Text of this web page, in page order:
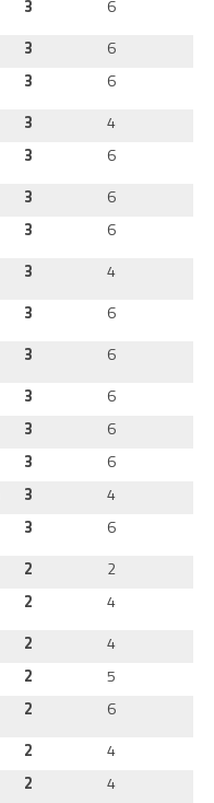
3 6
3 6
3 6
3 4
3 6
3 6
3 6
3 4
3 6
3 6
3 6
3 6
3 6
3 4
3 6
2 2
2 4
2 4
2 5
2 6
2 4
2 4